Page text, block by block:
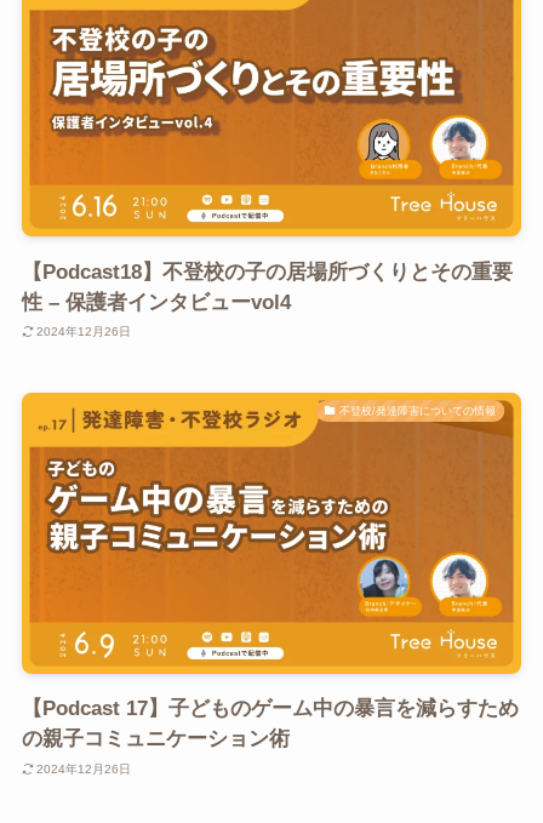
【Podcast18】不登校の子の居場所づくりとその重要
性 – 保護者インタビューvol4
2024年12月26日
不登校/発達障害についての情報
【Podcast 17】子どものゲーム中の暴言を減らすため
の親子コミュニケーション術
2024年12月26日